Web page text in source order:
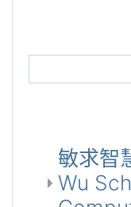
敏求智
Wu